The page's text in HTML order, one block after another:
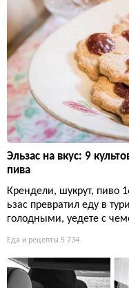
Эльзас на вкус: 9
пива
Крендели, шукрут, пиво
ьзас превратил еду в
голодными, уедете с
Еда и рецепты 5 734